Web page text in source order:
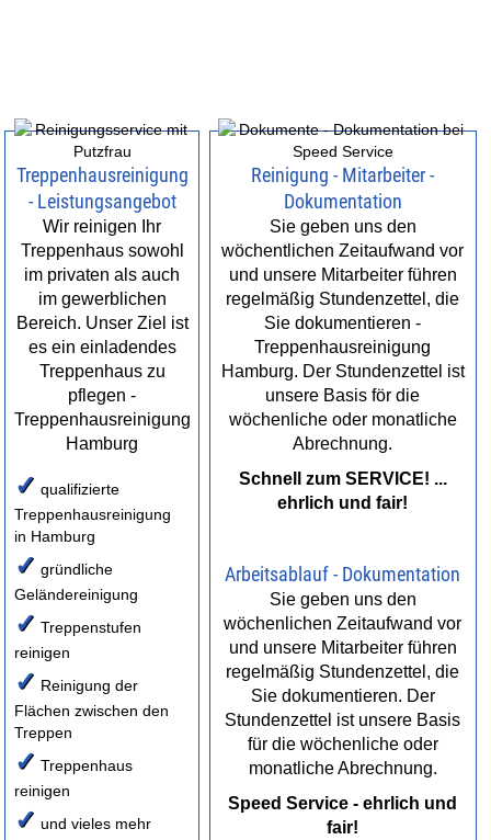
Treppenhausreinigung
- Leistungsangebot
Wir reinigen Ihr
Treppenhaus sowohl
im privaten als auch
im gewerblichen
Bereich. Unser Ziel ist
es ein einladendes
Treppenhaus zu
pflegen -
Treppenhausreinigung
Hamburg
✓ qualifizierte
Treppenhausreinigung
in Hamburg
✓ gründliche
Geländereinigung
✓ Treppenstufen
reinigen
✓ Reinigung der
Flächen zwischen den
Treppen
✓ Treppenhaus
reinigen
✓ und vieles mehr
Reinigung - Mitarbeiter -
Dokumentation
Sie geben uns den
wöchentlichen Zeitaufwand vor
und unsere Mitarbeiter führen
regelmäßig Stundenzettel, die
Sie dokumentieren -
Treppenhausreinigung
Hamburg. Der Stundenzettel ist
unsere Basis för die
wöchenliche oder monatliche
Abrechnung.
Schnell zum SERVICE! ...
ehrlich und fair!
Arbeitsablauf - Dokumentation
Sie geben uns den
wöchenlichen Zeitaufwand vor
und unsere Mitarbeiter führen
regelmäßig Stundenzettel, die
Sie dokumentieren. Der
Stundenzettel ist unsere Basis
für die wöchenliche oder
monatliche Abrechnung.
Speed Service - ehrlich und
fair!